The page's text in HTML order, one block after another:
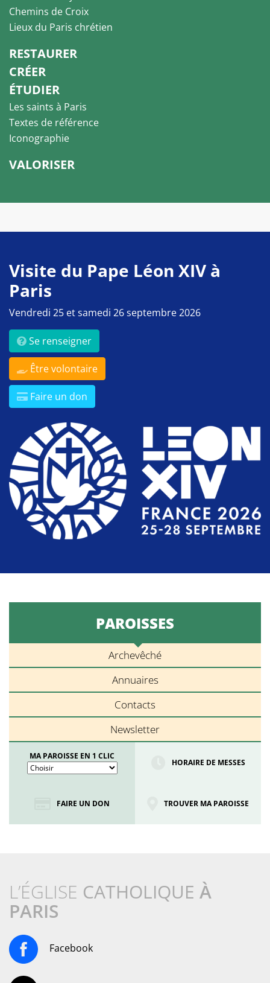
Chemins de Croix
Lieux du Paris chrétien
RESTAURER
CRÉER
ÉTUDIER
Les saints à Paris
Textes de référence
Iconographie
VALORISER
Visite du Pape Léon XIV à
Paris
Vendredi 25 et samedi 26 septembre 2026
Se renseigner
Être volontaire
Faire un don
PAROISSES
Archevêché
Annuaires
Contacts
Newsletter
MA PAROISSE EN 1 CLIC
HORAIRE DE MESSES
FAIRE UN DON TROUVER MA PAROISSE
L’ÉGLISE CATHOLIQUE À
PARIS
Facebook